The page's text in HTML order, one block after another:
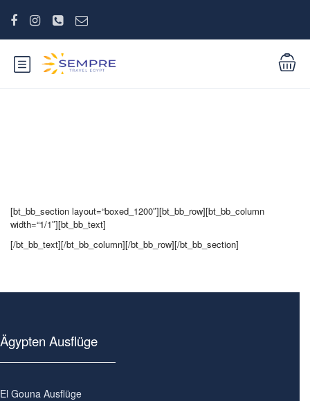
[bt_bb_section layout=“boxed_1200″][bt_bb_row][bt_bb_column
width=“1/1″][bt_bb_text]
[/bt_bb_text][/bt_bb_column][/bt_bb_row][/bt_bb_section]
Ägypten Ausflüge
El Gouna Ausflüge